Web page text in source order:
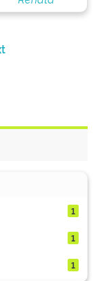
1
1
1